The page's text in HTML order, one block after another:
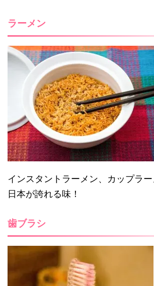
ラーメン
インスタントラーメン、カップラ
日本が誇れる味！
歯ブラシ